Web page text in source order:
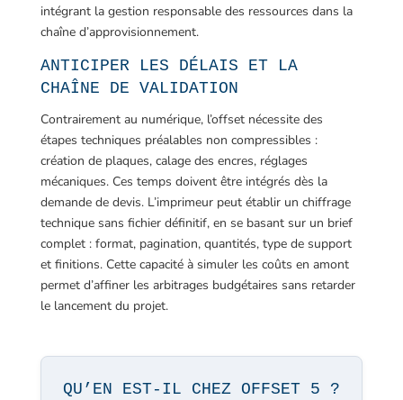
intégrant la gestion responsable des ressources dans la
chaîne d’approvisionnement.
ANTICIPER LES DÉLAIS ET LA
CHAÎNE DE VALIDATION
Contrairement au numérique, l’offset nécessite des
étapes techniques préalables non compressibles :
création de plaques, calage des encres, réglages
mécaniques. Ces temps doivent être intégrés dès la
demande de devis. L’imprimeur peut établir un chiffrage
technique sans fichier définitif, en se basant sur un brief
complet : format, pagination, quantités, type de support
et finitions. Cette capacité à simuler les coûts en amont
permet d’affiner les arbitrages budgétaires sans retarder
le lancement du projet.
QU’EN EST-IL CHEZ OFFSET 5 ?